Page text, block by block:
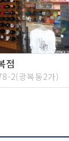
점
2(광복동2가)